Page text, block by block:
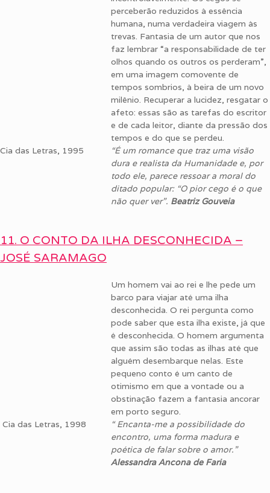
perceberão reduzidos à essência
humana, numa verdadeira viagem às
trevas. Fantasia de um autor que nos
faz lembrar “a responsabilidade de ter
olhos quando os outros os perderam”,
em uma imagem comovente de
tempos sombrios, à beira de um novo
milênio. Recuperar a lucidez, resgatar o
afeto: essas são as tarefas do escritor
e de cada leitor, diante da pressão dos
tempos e do que se perdeu.
Cia das Letras, 1995
“É um romance que traz uma visão
dura e realista da Humanidade e, por
todo ele, parece ressoar a moral do
ditado popular: “O pior cego é o que
não quer ver”. Beatriz Gouveia
11. O CONTO DA ILHA DESCONHECIDA –
JOSÉ SARAMAGO
Um homem vai ao rei e lhe pede um
barco para viajar até uma ilha
desconhecida. O rei pergunta como
pode saber que esta ilha existe, já que
é desconhecida. O homem argumenta
que assim são todas as ilhas até que
alguém desembarque nelas. Este
pequeno conto é um canto de
otimismo em que a vontade ou a
obstinação fazem a fantasia ancorar
em porto seguro.
Cia das Letras, 1998
“ Encanta-me a possibilidade do
encontro, uma forma madura e
poética de falar sobre o amor.”
Alessandra Ancona de Faria